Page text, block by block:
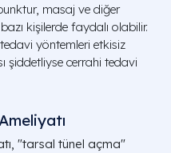
masaj ve diğer
kişilerde faydalı olabilir.
yöntemleri etkisiz
şiddetliyse cerrahi tedavi
"tarsal tünel açma"